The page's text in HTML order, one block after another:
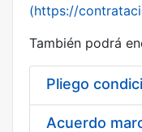
Mostrar/Ocultar
Mostrar/
(https://
También podrá
Pliego
Acuerdo